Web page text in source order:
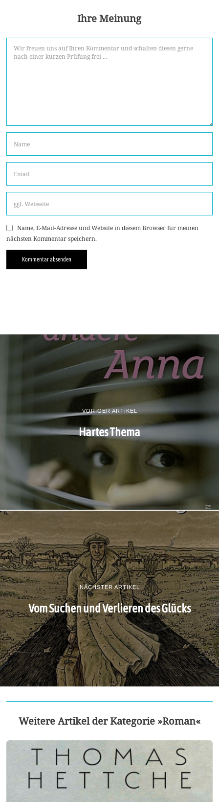
Ihre Meinung
Name, E-Mail-Adresse und Website in diesem Browser für meinen
nächsten Kommentar speichern.
VORIGER ARTIKEL
Hartes Thema
NÄCHSTER ARTIKEL
Vom Suchen und Verlieren des Glücks
Weitere Artikel der Kategorie »Roman«